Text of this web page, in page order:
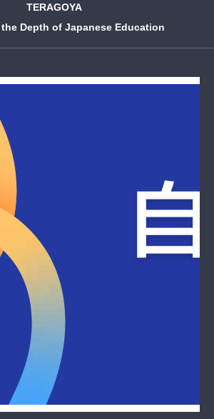
TERAGOYA
Depth of Japanese Education